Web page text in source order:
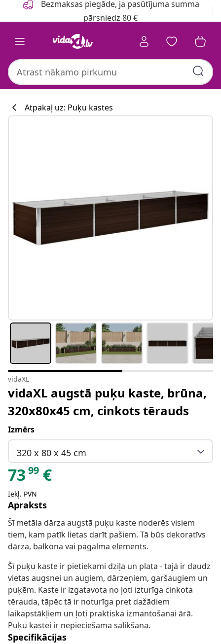
Bezmaksas piegāde, ja pasūtījuma summa
pārsniedz 80 €
Atpakaļ uz: Puķu kastes
vidaXL
vidaXL augstā puķu kaste, brūna,
320x80x45 cm, cinkots tērauds
Izmērs
320 x 80 x 45 cm
73 99 €
Iekļ. PVN
Apraksts
Šī metāla dārza augstā puķu kaste noderēs visiem
tiem, kam patīk lietas darīt pašiem. Tā būs dekoratīvs
dārza, balkona vai pagalma elements.
Šī puķu kaste ir pietiekami dziļa un plata - tajā ir daudz
vietas augsnei un augiem, dārzeņiem, garšaugiem un
puķēm. Kaste ir izgatavota no ļoti izturīga cinkota
tērauda, tāpēc tā ir noturīga pret dažādiem
laikapstākļiem un ļoti praktiska izmantošanai ārā.
Puķu kastei ir nepieciešama salikšana.
Specifikācijas